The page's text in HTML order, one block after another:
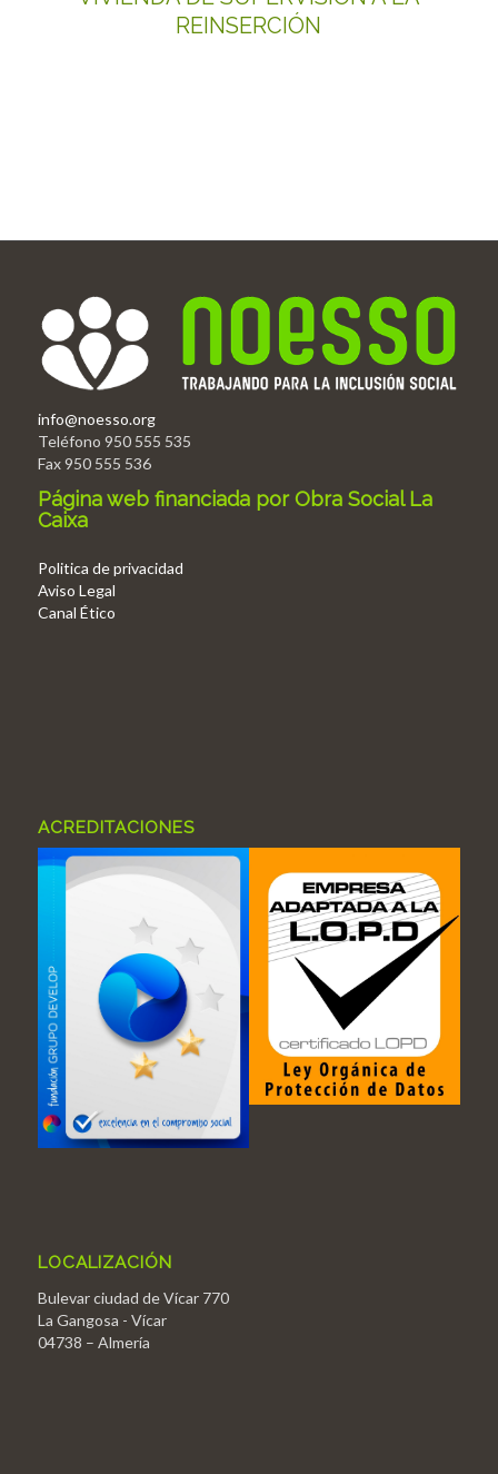
REINSERCIÓN
info@noesso.org
Teléfono 950 555 535
Fax 950 555 536
Página web financiada por Obra Social La
Caixa
Politica de privacidad
Aviso Legal
Canal Ético
ACREDITACIONES
LOCALIZACIÓN
Bulevar ciudad de Vícar 770
La Gangosa - Vícar
04738 – Almería